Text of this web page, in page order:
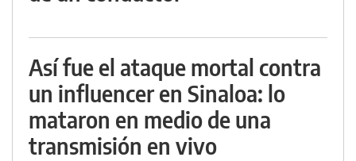
Así fue el ataque mortal contra
un influencer en Sinaloa: lo
mataron en medio de una
transmisión en vivo